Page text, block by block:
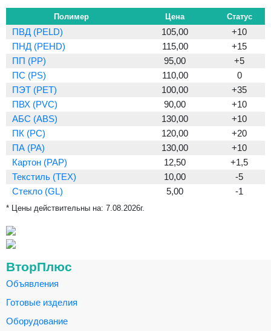
Полимер Цена Статус
ПВД (PELD) 105,00
+10
ПНД (PEHD)
115,00
+15
ПП (PP)
95,00
+5
ПС (PS)
110,00
0
ПЭТ (PET)
100,00
+35
ПВХ (PVC)
90,00
+10
АБС (ABS)
130,00
+10
ПК (PC)
120,00
+20
ПА (PA)
130,00
+10
Картон (PAP)
12,50
+1,5
Текстиль (TEX)
10,00
-5
Стекло (GL)
5,00 -1
* Цены действительны на: 7.08.2026г.
ВторПлюс
Объявления
Готовые изделия
Оборудование